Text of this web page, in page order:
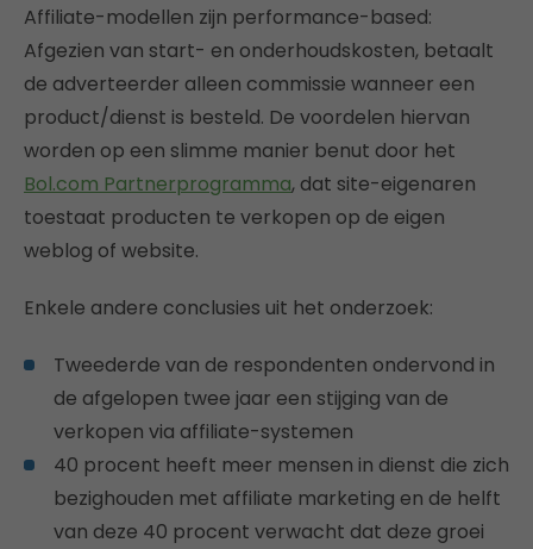
Affiliate-modellen zijn performance-based:
Afgezien van start- en onderhoudskosten, betaalt
de adverteerder alleen commissie wanneer een
product/dienst is besteld. De voordelen hiervan
worden op een slimme manier benut door het
Bol.com Partnerprogramma, dat site-eigenaren
toestaat producten te verkopen op de eigen
weblog of website.
Enkele andere conclusies uit het onderzoek:
Tweederde van de respondenten ondervond in
de afgelopen twee jaar een stijging van de
verkopen via affiliate-systemen
40 procent heeft meer mensen in dienst die zich
bezighouden met affiliate marketing en de helft
van deze 40 procent verwacht dat deze groei